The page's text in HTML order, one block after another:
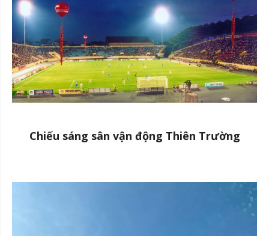
Chiếu sáng sân vận động Thiên Trường